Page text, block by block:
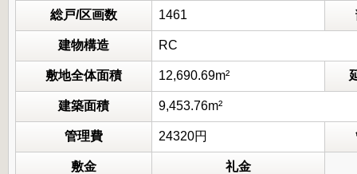
総戸/区画数 1461
建物構造 RC
敷地全体面積 12,690.69m²
建築面積 9,453.76m²
管理費 24320円
敷金 礼金